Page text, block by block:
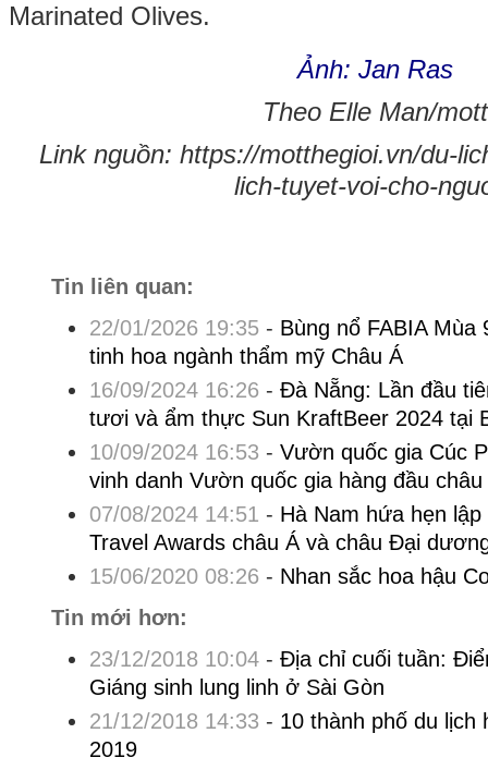
Marinated Olives.
Ảnh: Jan Ras
Theo Elle Man/
Link nguồn: https://motthegioi.vn/du-
lich-tuyet-voi-cho-
Tin liên quan:
22/01/2026 19:35- Bùng nổ FABIA
tinh hoa ngành thẩm mỹ Châu Á
16/09/2024 16:26 - Đà Nẵng: Lần đầu
tươi và ẩm thực Sun KraftBeer 2024 tại
10/09/2024 16:53 - Vườn quốc gia Cúc
vinh danh Vườn quốc gia hàng đầu châu
07/08/2024 14:51 - Hà Nam hứa hẹn
Travel Awards châu Á và châu Đại
15/06/2020 08:26 - Nhan sắc hoa hậu
Tin mới hơn:
23/12/2018 10:04- Địa chỉ cuối tuần:
Giáng sinh lung linh ở Sài Gòn
21/12/2018 14:33 - 10 thành phố du lịch
2019